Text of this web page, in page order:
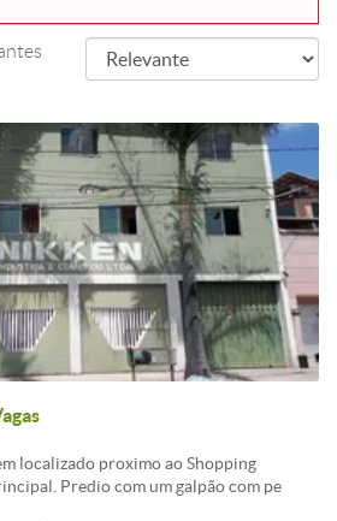
localizado proximo ao Shopping
Predio com um galpão com pe